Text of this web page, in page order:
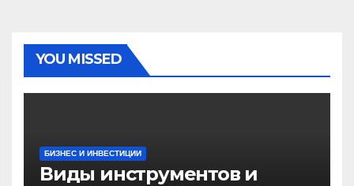
YOU MISSED
БИЗНЕС И ИНВЕСТИЦИИ
Виды инструментов и